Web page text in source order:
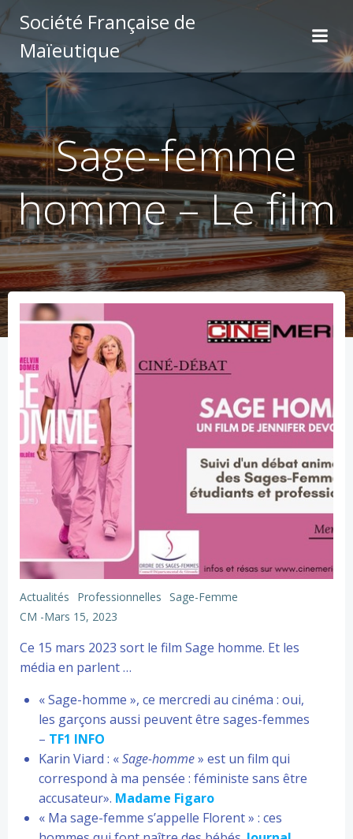
au
Société Française de
Maïeutique
Sage-femme
homme – Le film
Actualités Professionnelles Sage-Femme
CM -Mars 15, 2023
Ce 15 mars 2023 sort le film Sage homme. Et les
média en parlent …
« Sage-homme », ce mercredi au cinéma : oui,
les garçons aussi peuvent être sages-femmes
– TF1 INFO
Karin Viard : «Sage-homme» est un film qui
correspond à ma pensée : féministe sans être
accusateur». Madame Figaro
« Ma sage-femme s’appelle Florent » : ces